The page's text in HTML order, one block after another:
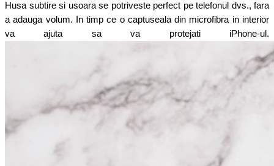
Husa subtire si usoara se potriveste perfect pe telefonul dvs., fara
a adauga volum. In timp ce o captuseala din microfibra in interior
va ajuta sa va protejati iPhone-ul.